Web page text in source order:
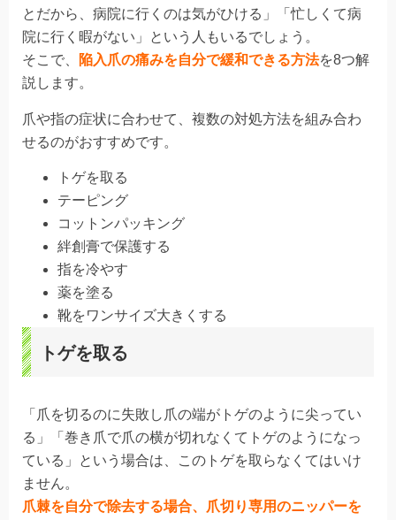
とだから、病院に行くのは気がひける」「忙しくて病
院に行く暇がない」という人もいるでしょう。
そこで、
陥入爪の痛みを自分で緩和できる方法を8つ解
説します。
爪や指の症状に合わせて、複数の対処方法を組み合わ
せるのがおすすめです。
トゲを取る
テーピング
コットンパッキング
絆創膏で保護する
指を冷やす
薬を塗る
靴をワンサイズ大きくする
トゲを取る
「爪を切るのに失敗し爪の端がトゲのように尖ってい
る」「巻き爪で爪の横が切れなくてトゲのようになっ
ている」という場合は、このトゲを取らなくてはいけ
ません。
爪棘を自分で除去する場合、爪切り専用のニッパーを